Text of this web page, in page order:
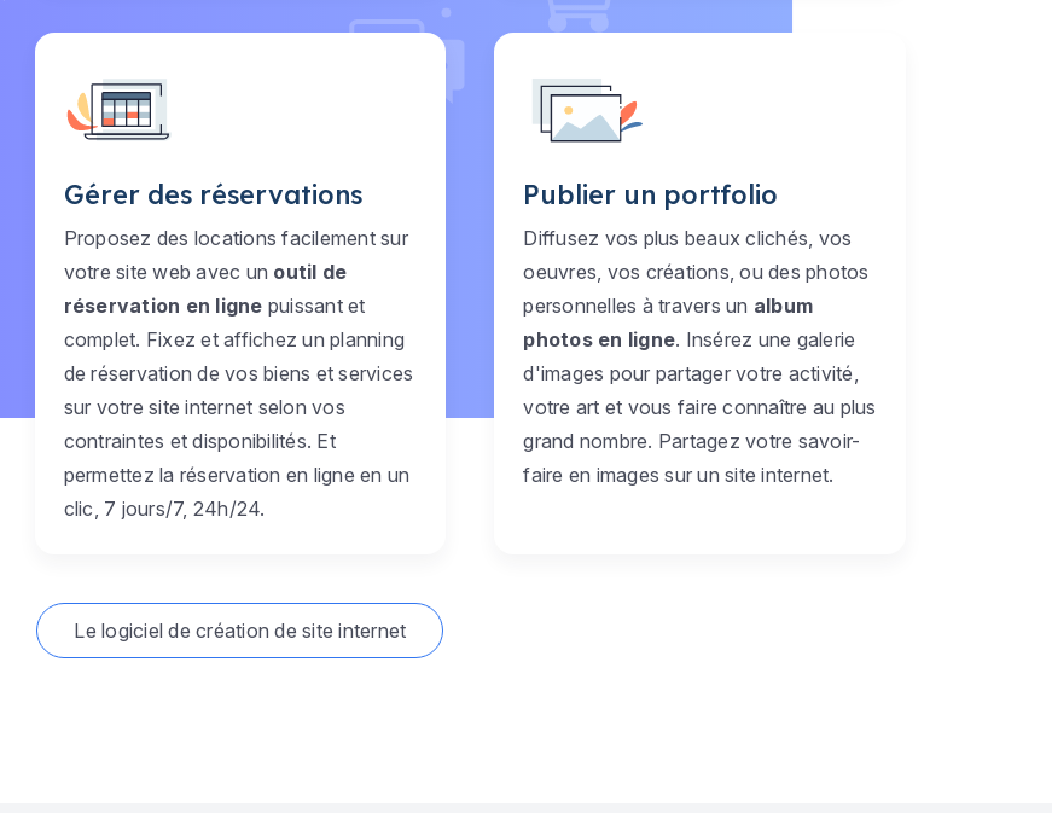
Gérer des réservations
Proposez des locations facilement sur
votre site web avec un outil de
réservation en ligne puissant et
complet. Fixez et affichez un planning
de réservation de vos biens et services
sur votre site internet selon vos
contraintes et disponibilités. Et
permettez la réservation en ligne en un
clic, 7 jours/7, 24h/24.
Publier un portfolio
Diffusez vos plus beaux clichés, vos
oeuvres, vos créations, ou des photos
personnelles à travers un album
photos en ligne. Insérez une galerie
d'images pour partager votre activité,
votre art et vous faire connaître au plus
grand nombre. Partagez votre savoir-
faire en images sur un site internet.
Le logiciel de création de site internet